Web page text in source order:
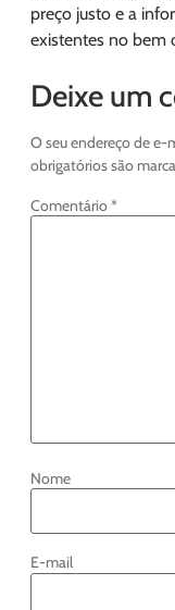
preço justo e a
existentes no bem
Deixe um
O seu endereço de e-
obrigatórios são
Comentário*
Nome
E-mail